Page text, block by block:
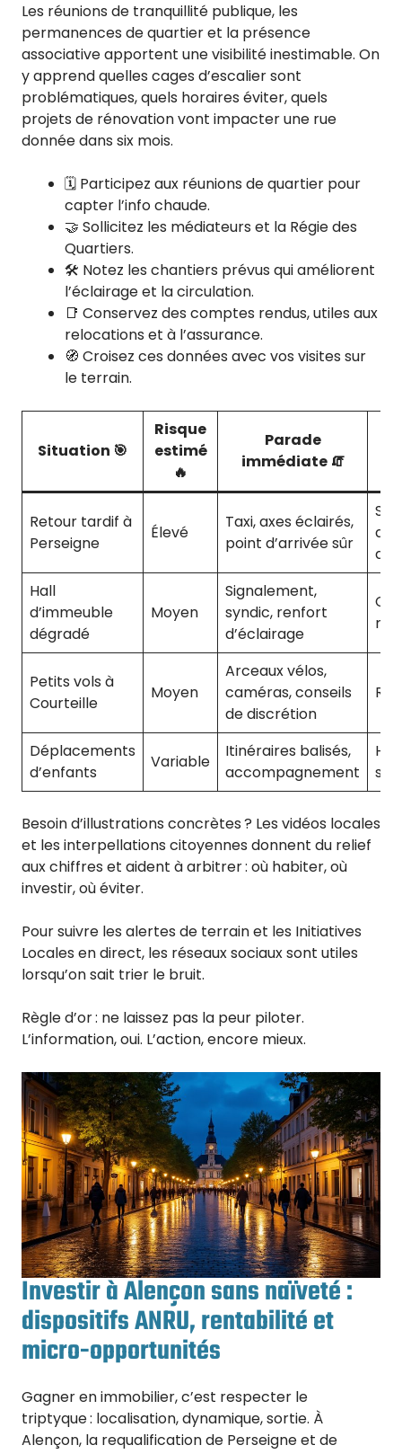
Les réunions de tranquillité publique, les
permanences de quartier et la présence
associative apportent une visibilité inestimable. On
y apprend quelles cages d’escalier sont
problématiques, quels horaires éviter, quels
projets de rénovation vont impacter une rue
donnée dans six mois.
🗓️ Participez aux réunions de quartier pour
capter l’info chaude.
🤝 Sollicitez les médiateurs et la Régie des
Quartiers.
🛠️ Notez les chantiers prévus qui améliorent
l’éclairage et la circulation.
📑 Conservez des comptes rendus, utiles aux
relocations et à l’assurance.
🧭 Croisez ces données avec vos visites sur
le terrain.
Situation 🎯
Risque
estimé
🔥
Parade
immédiate 🧯
Retour tardif à
Perseigne
Élevé
Taxi, axes éclairés,
point d’arrivée sûr
de
Hall
d’immeuble
dégradé
Moyen
Signalement,
syndic, renfort
d’éclairage
Petits vols à
Courteille
Moyen
Arceaux vélos,
caméras, conseils
de discrétion
Déplacements
d’enfants
Variable
Itinéraires balisés,
accompagnement
Besoin d’illustrations concrètes ? Les vidéos locales
et les interpellations citoyennes donnent du relief
aux chiffres et aident à arbitrer : où habiter, où
investir, où éviter.
Pour suivre les alertes de terrain et les Initiatives
Locales en direct, les réseaux sociaux sont utiles
lorsqu’on sait trier le bruit.
Règle d’or : ne laissez pas la peur piloter.
L’information, oui. L’action, encore mieux.
Investir à Alençon sans naïveté :
dispositifs ANRU, rentabilité et
micro-opportunités
Gagner en immobilier, c’est respecter le
triptyque : localisation, dynamique, sortie. À
Alençon, la requalification de Perseigne et de